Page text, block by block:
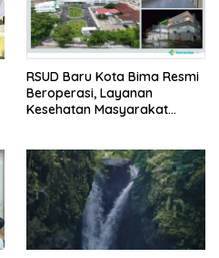
RSUD Baru Kota Bima Resmi
Beroperasi, Layanan
Kesehatan Masyarakat